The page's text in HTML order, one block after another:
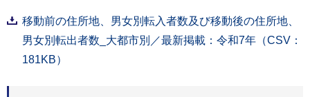
移動前の住所地、男⼥別転⼊者数及び移動後の住所地、
男⼥別転出者数_大都市別／最新掲載：令和7年（CSV：
181KB）